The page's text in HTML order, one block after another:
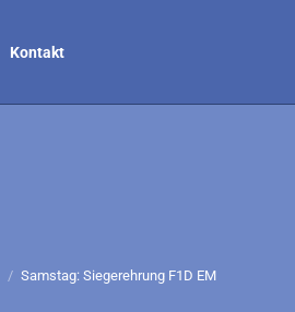
Kontakt
Samstag: Siegerehrung F1D EM